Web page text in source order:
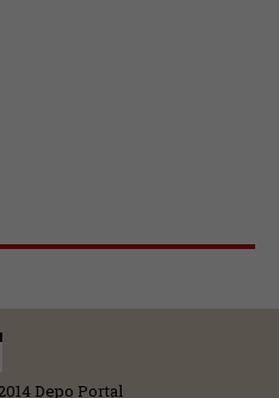
Depo Portal